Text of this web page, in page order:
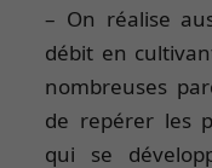
– On réalise
débit en
nombreuses
de repérer les
qui se